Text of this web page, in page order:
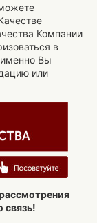
Компании
в
именно Вы
или
связь!